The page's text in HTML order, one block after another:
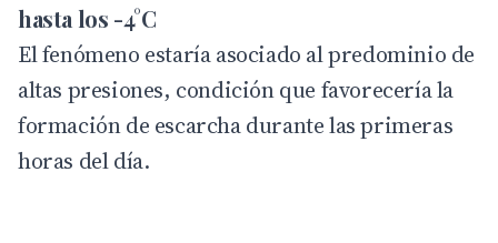
hasta los -4°C
El fenómeno estaría asociado al predominio de
altas presiones, condición que favorecería la
formación de escarcha durante las primeras
horas del día.